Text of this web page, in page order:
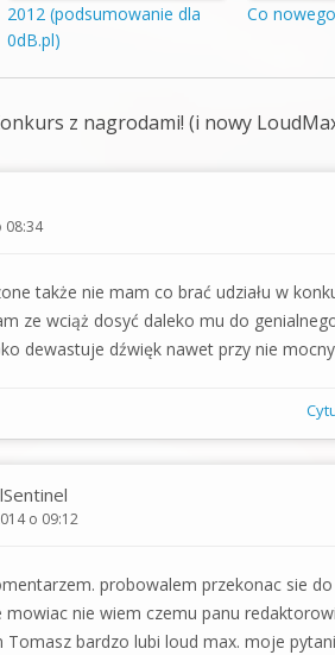
2012 (podsumowanie dla
0dB.pl)
Co
z nagrodami! (i nowy
08:34
także nie mam co brać udziału w
ze wciąż dosyć daleko mu do
dewastuje dźwięk nawet przy nie
o 09:12
probowalem przekonac sie
mowiac nie wiem czemu panu
Tomasz bardzo lubi loud max. moje